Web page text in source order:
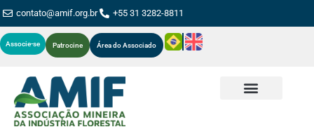
contato@amif.org.br +55 31 3282-8811
Associe-se Patrocine Área do Associado